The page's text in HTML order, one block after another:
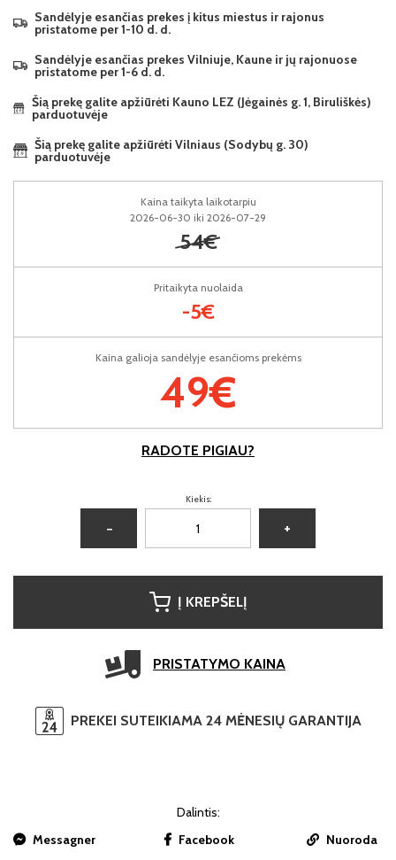
Sandėlyje esančias prekes į kitus miestus ir rajonus
pristatome per 1-10 d. d.
Sandėlyje esančias prekes Vilniuje, Kaune ir jų rajonuose
pristatome per 1-6 d. d.
Šią prekę galite apžiūrėti Kauno LEZ (Jėgainės g. 1, Biruliškės)
parduotuvėje
Šią prekę galite apžiūrėti Vilniaus (Sodybų g. 30)
parduotuvėje
Kaina galioja sandėlyje esančioms prekėms
49€
Kaina taikyta laikotarpiu
2026-06-30 iki 2026-07-29
54€
Pritaikyta nuolaida
-5€
RADOTE PIGIAU?
Kiekis:
− +
Į KREPŠELĮ
PRISTATYMO KAINA
PREKEI SUTEIKIAMA 24 MĖNESIŲ GARANTIJA
Dalintis:
Messagner
Facebook Nuoroda